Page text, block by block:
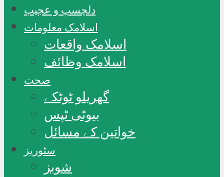
دلچسپ و عجیب
اسلامک معلومات
اسلامک واقعات
اسلامک وظائف
صحت
گھریلو ٹوٹکے
بیوٹی ٹپس
خواتین کے مسائل
سٹوریز
شوبز